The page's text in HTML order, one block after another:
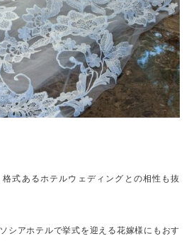
式あるホテルウェディングとの相性も抜
シアホテルで挙式を迎える花嫁様にもおす